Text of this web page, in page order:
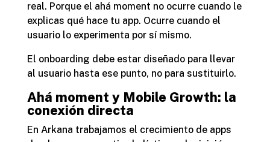
real. Porque el ahá moment no ocurre cuando le
explicas qué hace tu app. Ocurre cuando el
usuario lo experimenta por sí mismo.
El onboarding debe estar diseñado para llevar
al usuario hasta ese punto, no para sustituirlo.
Ahá moment y Mobile Growth: la
conexión directa
En Arkana trabajamos el crecimiento de apps